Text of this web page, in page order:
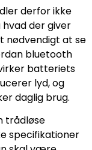
derfor ikke
der giver
nødvendigt at se
bluetooth
batteriets
lyd, og
daglig brug.
trådløse
specifikationer